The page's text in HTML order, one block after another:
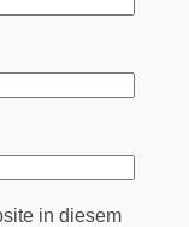
in diesem